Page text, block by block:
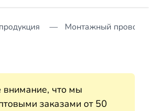
Монтажный провод
что мы
заказами от 50